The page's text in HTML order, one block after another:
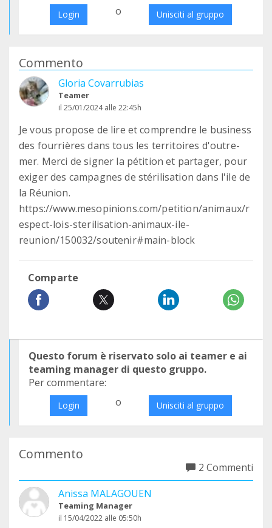
Login o Unisciti al gruppo
Commento
Gloria Covarrubias
Teamer
il 25/01/2024 alle 22:45h
Je vous propose de lire et comprendre le business
des fourrières dans tous les territoires d'outre-
mer. Merci de signer la pétition et partager, pour
exiger des campagnes de stérilisation dans l'ile de
la Réunion.
https://www.mesopinions.com/petition/animaux/r
espect-lois-sterilisation-animaux-ile-
reunion/150032/soutenir#main-block
Comparte
Questo forum è riservato solo ai teamer e ai
teaming manager di questo gruppo.
Per commentare:
Login o Unisciti al gruppo
Commento
2 Commenti
Anissa MALAGOUEN
Teaming Manager
il 15/04/2022 alle 05:50h